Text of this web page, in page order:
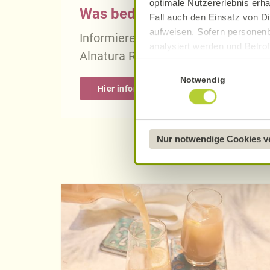
optimale Nutzererlebnis
Fall auch den Einsatz von
aufweisen. Sofern
analysiert werden und
Datenverarbeitung und -
Datenschutzerklärung
Näheres über uns erfahren
Notwendig
Nur notwendige Cookies
Was bedeutet vegan,
Informieren Sie sich über die
Alnatura Rezepten.
Hier informieren